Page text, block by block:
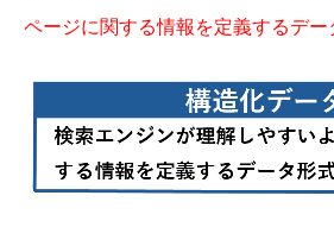
ページに関する情報を定義するデー